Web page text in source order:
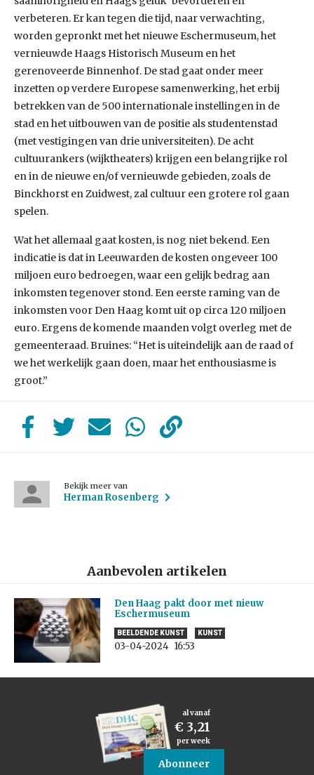
verbeteren. Er kan tegen die tijd, naar verwachting,
worden gepronkt met het nieuwe Eschermuseum, het
vernieuwde Haags Historisch Museum en het
gerenoveerde Binnenhof. De stad gaat onder meer
inzetten op verdere Europese samenwerking, het erbij
betrekken van de 500 internationale instellingen in de
stad en het uitbouwen van de positie als studentenstad
(met vestigingen van drie universiteiten). De acht
cultuurankers (wijktheaters) krijgen een belangrijke rol
en in de nieuwe en/of vernieuwde gebieden, zoals de
Binckhorst en Zuidwest, zal cultuur een grotere rol gaan
spelen.
Wat het allemaal gaat kosten, is nog niet bekend. Een
indicatie is dat in Leeuwarden de kosten ongeveer 100
miljoen euro bedroegen, waar een gelijk bedrag aan
inkomsten tegenover stond. Een eerste raming van de
inkomsten voor Den Haag komt uit op circa 120 miljoen
euro. Ergens de komende maanden volgt overleg met de
gemeenteraad. Bruines: “Het is uiteindelijk aan de raad of
we het werkelijk gaan doen, maar het enthousiasme is
groot.”
Bekijk meer van
Herman Rosenberg
Aanbevolen artikelen
Den Haag pakt door met nieuw
Eschermuseum
BEELDENDE KUNST KUNST
03-04-2024 16:53
al vanaf
€ 3,21
per week
Abonneer